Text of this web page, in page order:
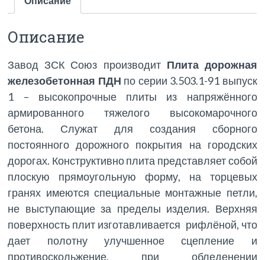
Описание
Завод ЗСК Союз производит Плита дорожная
железобетонная ПДН по серии 3.503.1-91 выпуск
1 – высокопрочные плиты из напряжённого
армированного тяжелого высокомарочного
бетона. Служат для создания сборного
постоянного дорожного покрытия на городских
дорогах. Конструктивно плита представляет собой
плоскую прямоугольную форму, на торцевых
гранях имеются специальные монтажные петли,
не выступающие за пределы изделия. Верхняя
поверхность плит изготавливается рифлёной, что
дает полотну улучшенное сцепление и
противоскольжение, при обледенении